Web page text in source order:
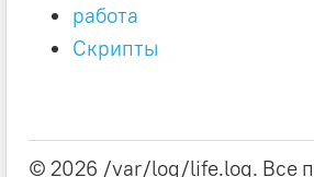
работа
Скрипты
© 2026 /var/log/life.log. Все